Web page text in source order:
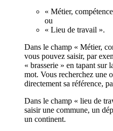
« Métier,
ou
« Lieu de travail ».
Dans le champ « Métier,
vous pouvez saisir, par
« brasserie » en tapant sur
mot. Vous recherchez une
directement sa référence,
Dans le champ « lieu de
saisir une commune, un
un continent.